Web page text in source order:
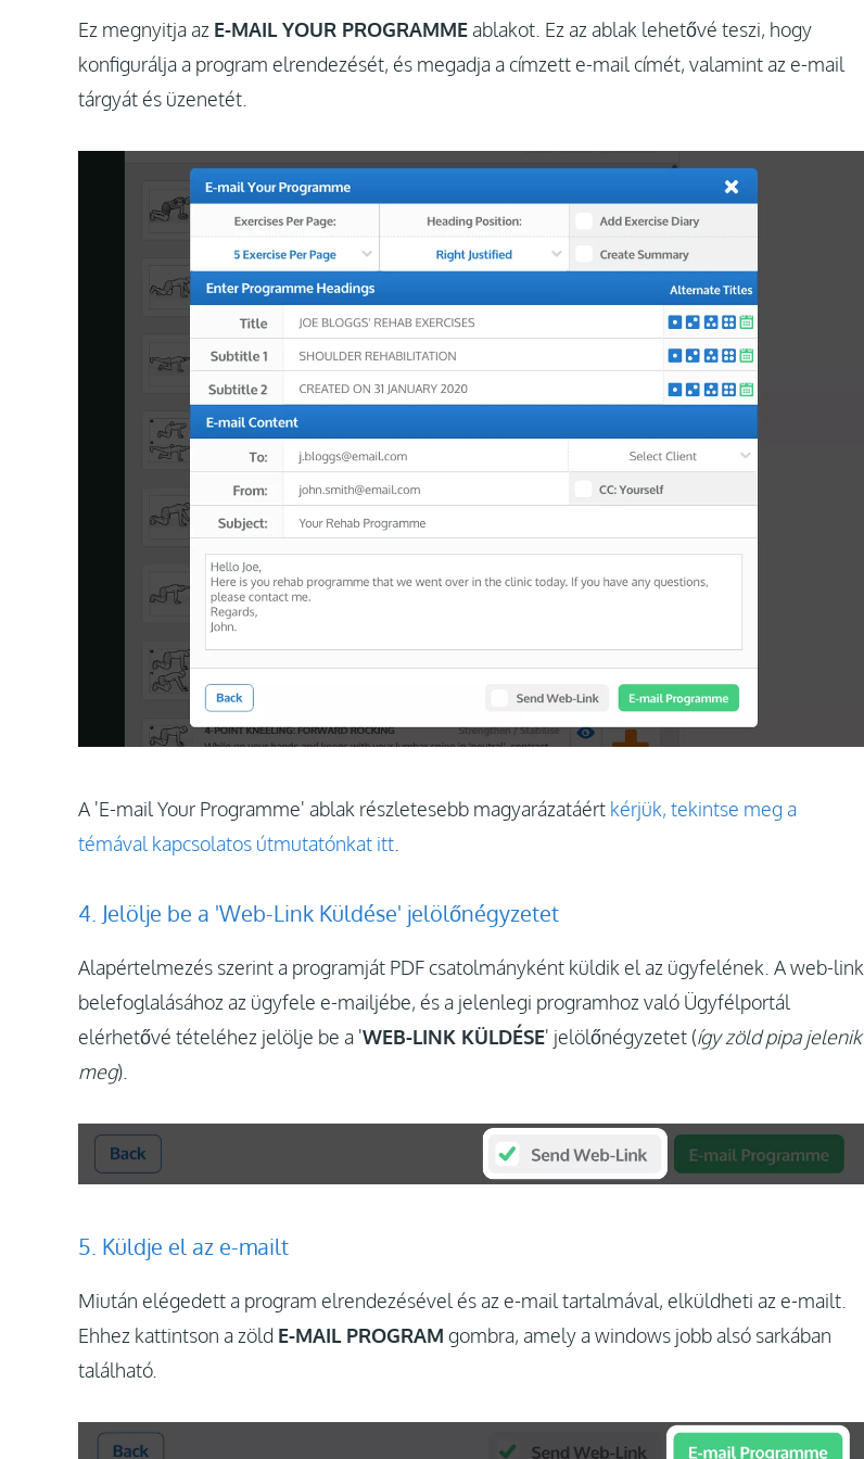
Ez megnyitja az E-MAIL YOUR PROGRAMME ablakot. Ez az ablak lehetővé teszi, hogy
konfigurálja a program elrendezését, és megadja a címzett e-mail címét, valamint az e-mail
tárgyát és üzenetét.
A 'E-mail Your Programme' ablak részletesebb magyarázatáért kérjük, tekintse meg a
témával kapcsolatos útmutatónkat itt
4. Jelölje be a 'Web-Link Küldése' jelölőnégyzetet
Alapértelmezés szerint a programját PDF csatolmányként küldik el az ügyfelének. A web-link
belefoglalásához az ügyfele e-mailjébe, és a jelenlegi programhoz való Ügyfélportál
elérhetővé tételéhez jelölje be a 'WEB-LINK KÜLDÉSE' jelölőnégyzetet (így zöld pipa jelenik
meg).
5. Küldje el az e-mailt
Miután elégedett a program elrendezésével és az e-mail tartalmával, elküldheti az e-mailt.
Ehhez kattintson a zöld E-MAIL PROGRAM gombra, amely a windows jobb alsó sarkában
található.